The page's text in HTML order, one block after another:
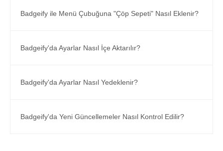
Badgeify ile Menü Çubuğuna "Çöp Sepeti" Nasıl Eklenir?
Badgeify'da Ayarlar Nasıl İçe Aktarılır?
Badgeify'da Ayarlar Nasıl Yedeklenir?
Badgeify'da Yeni Güncellemeler Nasıl Kontrol Edilir?